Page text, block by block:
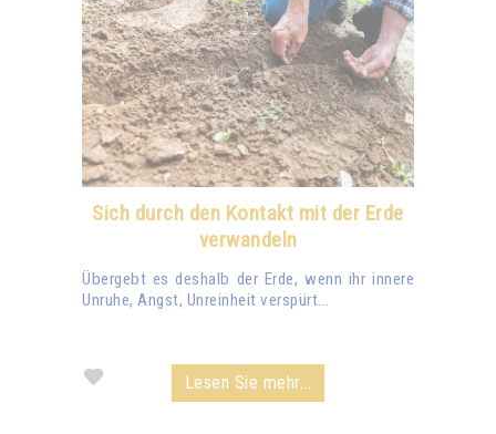
Sich durch den Kontakt mit der Erde
verwandeln
Übergebt es deshalb der Erde, wenn ihr innere
Unruhe, Angst, Unreinheit verspürt...
Lesen Sie mehr...